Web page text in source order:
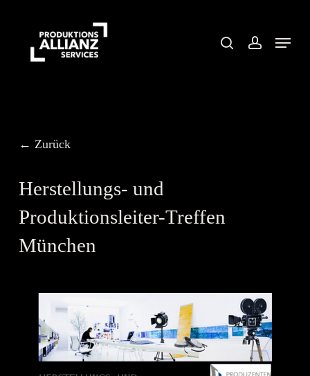
content
Menu
← Zurück
Herstellungs- und
Produktionsleiter-Treffen
München